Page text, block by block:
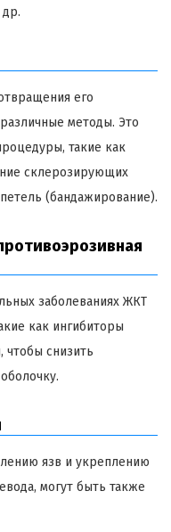
его
методы. Это
такие как
склерозирующих
(бандажирование).
заболеваниях ЖКТ
как ингибиторы
снизить
язв и укреплению
могут быть также